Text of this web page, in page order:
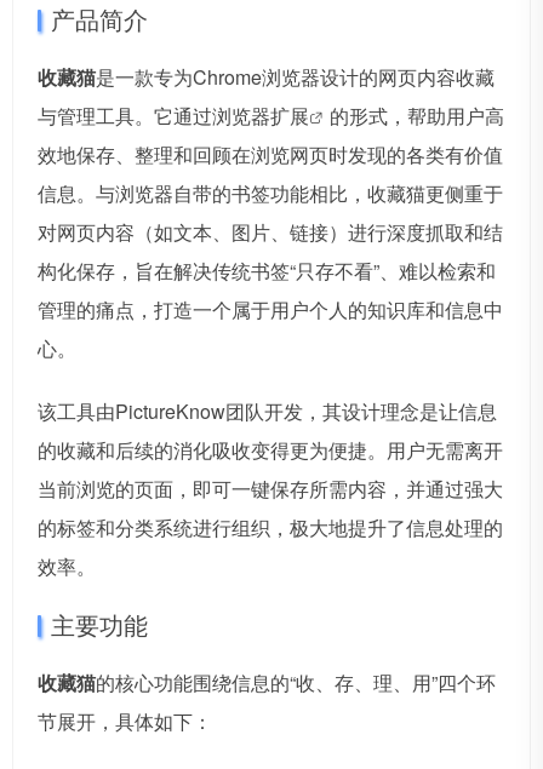
产品简介
收藏猫是一款专为Chrome浏览器设计的网页内容收藏
与管理工具。它通过浏览器扩展
的形式，帮助用户高
效地保存、整理和回顾在浏览网页时发现的各类有价值
信息。与浏览器自带的书签功能相比，收藏猫更侧重于
对网页内容（如文本、图片、链接）进行深度抓取和结
构化保存，旨在解决传统书签“只存不看”、难以检索和
管理的痛点，打造一个属于用户个人的知识库和信息中
心。
该工具由PictureKnow团队开发，其设计理念是让信息
的收藏和后续的消化吸收变得更为便捷。用户无需离开
当前浏览的页面，即可一键保存所需内容，并通过强大
的标签和分类系统进行组织，极大地提升了信息处理的
效率。
主要功能
收藏猫的核心功能围绕信息的“收、存、理、用”四个环
节展开，具体如下：